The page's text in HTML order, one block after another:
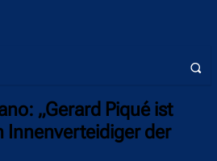
„Gerard Piqué ist
Innenverteidiger der